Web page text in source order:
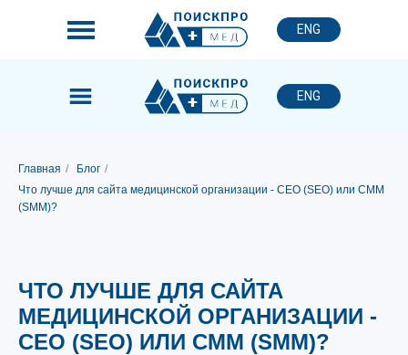
ENG
ENG
Главная / Блог /
Что лучше для сайта медицинской организации - СЕО (SEO) или СММ
(SMM)?
ЧТО ЛУЧШЕ ДЛЯ САЙТА
МЕДИЦИНСКОЙ ОРГАНИЗАЦИИ -
СЕО (SEO) ИЛИ СММ (SMM)?